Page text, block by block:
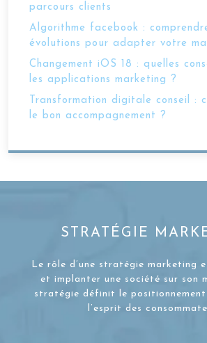
parcours clients
Algorithme facebook :
évolutions pour adapter votre
Changement iOS 18 : quelles
les applications marketing ?
Transformation digitale conseil :
le bon accompagnement ?
STRATÉGIE
Le rôle d’une stratégie marketing
et implanter une société sur son
stratégie définit le positionnement
l’esprit des